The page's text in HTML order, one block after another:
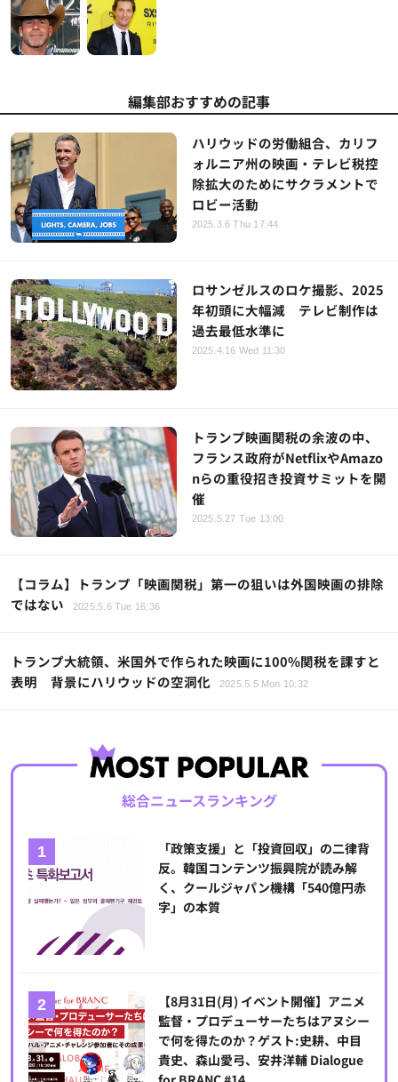
編集部おすすめの記事
ハリウッドの労働組合、カリフ
ォルニア州の映画・テレビ税控
除拡大のためにサクラメントで
ロビー活動
2025.3.6 Thu 17:44
ロサンゼルスのロケ撮影、2025
年初頭に大幅減 テレビ制作は
過去最低水準に
2025.4.16 Wed 11:30
トランプ映画関税の余波の中、
フランス政府がNetflixやAmazo
nらの重役招き投資サミットを開
催
2025.5.27 Tue 13:00
【コラム】トランプ「映画関税」第一の狙いは外国映画の排除
ではない
2025.5.6 Tue 16:36
トランプ大統領、米国外で作られた映画に100%関税を課すと
表明 背景にハリウッドの空洞化
2025.5.5 Mon 10:32
総合ニュースランキング
「政策支援」と「投資回収」の二律背
反。韓国コンテンツ振興院が読み解
く、クールジャパン機構「540億円赤
字」の本質
【8月31日(月) イベント開催】アニメ
監督・プロデューサーたちはアヌシー
で何を得たのか？ゲスト:史耕、中目
貴史、森山愛弓、安井洋輔 Dialogue